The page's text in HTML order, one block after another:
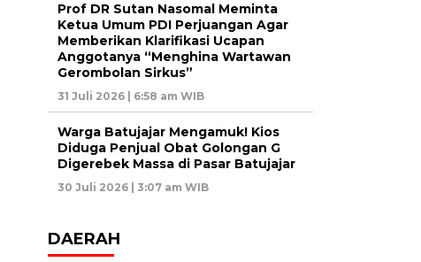
Prof DR Sutan Nasomal Meminta
Ketua Umum PDI Perjuangan Agar
Memberikan Klarifikasi Ucapan
Anggotanya “Menghina Wartawan
Gerombolan Sirkus”
31 Juli 2026 | 6:58 am WIB
Warga Batujajar Mengamuk! Kios
Diduga Penjual Obat Golongan G
Digerebek Massa di Pasar Batujajar
30 Juli 2026 | 3:07 am WIB
DAERAH